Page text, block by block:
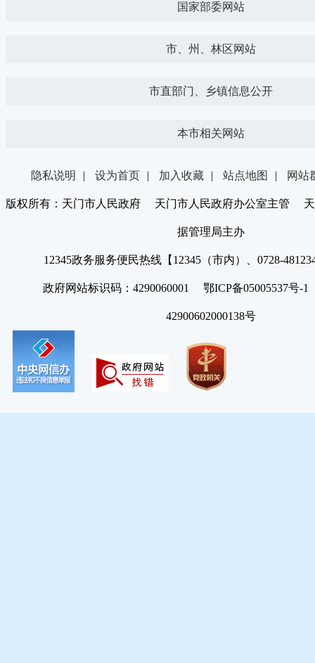
国家部委网站
市、州、林区网站
市直部门、乡镇信息公开
本市相关网站
隐私说明 | 设为首页 | 加入收藏 | 站点地图 | 网站
版权所有：天门市人民政府 天门市人民政府办公室主管 天
据管理局主办
12345政务服务便民热线【12345（市内）、0728-
政府网站标识码：4290060001 鄂ICP备05005537号
42900602000138号